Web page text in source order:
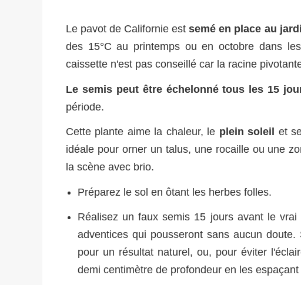
Le pavot de Californie estsemé en place au
des 15°C au printemps ouen octobre dans
caissette n'est pas conseillé car la racine
Le semis peut être échelonné tous les 15
période.
Cette plante aime la chaleur, le plein soleil et
idéale pour orner un talus, une rocaille ou une
la scène avec brio.
Préparez le sol en ôtant les herbes folles.
Réalisez un faux semis 15 jours avant le
adventices qui pousseront sans aucun
pour un résultat naturel, ou, pour éviter
demi centimètre de profondeur en les